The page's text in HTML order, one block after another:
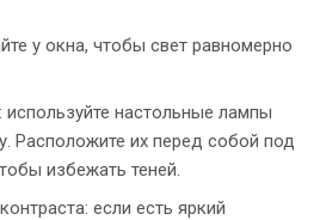
у окна, чтобы свет равномерно
используйте настольные лампы
Расположите их перед собой под
избежать теней.
если есть яркий